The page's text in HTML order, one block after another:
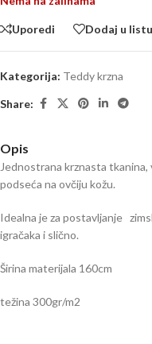
Uporedi Dodaj u
Kategorija: Teddy krzna
Share:
Opis
Jednostrana krznasta
podseća na ovčiju kožu.
Idealna je za postavljanje
igračaka i slično.
Širina materijala 160cm
težina 300gr/m2